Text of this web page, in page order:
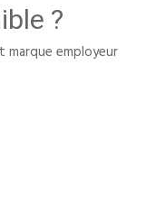
?
marque employeur